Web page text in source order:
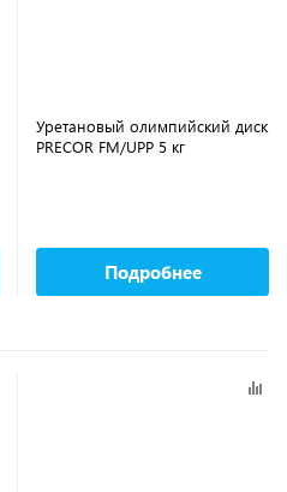
Уретановый олимпийский диск
PRECOR FM/UPP 5 кг
Подробнее